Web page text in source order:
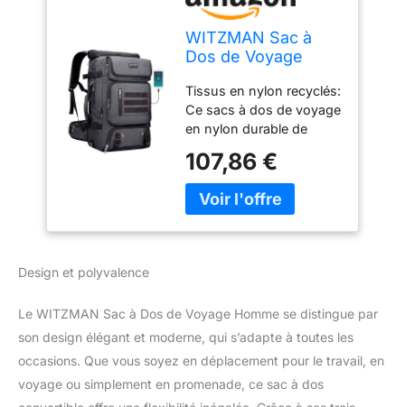
WITZMAN Sac à
Dos de Voyage
Convertible avec
USB
Tissus en nylon recyclés:
Ce sacs à dos de voyage
en nylon durable de
reliable en polyester. Le
tissu est conçu pour une
fiabilité durable et peut
principale en forme de U
avec 2 poches ouvertes,
1 poche de chargement,
zippées, 1 poche pour
107,86 €
Design et polyvalence
Le WITZMAN Sac à Dos de Voyage Homme se distingue par
son design élégant et moderne, qui s’adapte à toutes les
occasions. Que vous soyez en déplacement pour le travail, en
voyage ou simplement en promenade, ce sac à dos